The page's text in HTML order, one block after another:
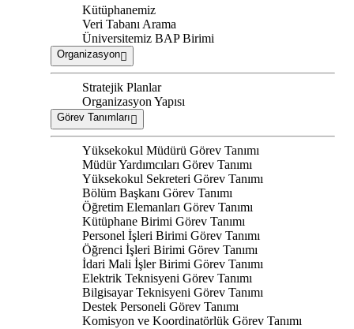
Kütüphanemiz
Veri Tabanı Arama
Üniversitemiz BAP Birimi
Organizasyon
Stratejik Planlar
Organizasyon Yapısı
Görev Tanımları
Yüksekokul Müdürü Görev Tanımı
Müdür Yardımcıları Görev Tanımı
Yüksekokul Sekreteri Görev Tanımı
Bölüm Başkanı Görev Tanımı
Öğretim Elemanları Görev Tanımı
Kütüphane Birimi Görev Tanımı
Personel İşleri Birimi Görev Tanımı
Öğrenci İşleri Birimi Görev Tanımı
İdari Mali İşler Birimi Görev Tanımı
Elektrik Teknisyeni Görev Tanımı
Bilgisayar Teknisyeni Görev Tanımı
Destek Personeli Görev Tanımı
Komisyon ve Koordinatörlük Görev Tanımı